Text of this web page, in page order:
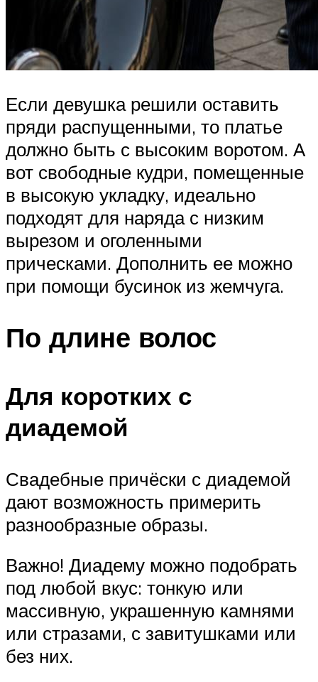
Если девушка решили оставить
пряди распущенными, то платье
должно быть с высоким воротом. А
вот свободные кудри, помещенные
в высокую укладку, идеально
подходят для наряда с низким
вырезом и оголенными
прическами. Дополнить ее можно
при помощи бусинок из жемчуга.
По длине волос
Для коротких с
диадемой
Свадебные причёски с диадемой
дают возможность примерить
разнообразные образы.
Важно! Диадему можно подобрать
под любой вкус: тонкую или
массивную, украшенную камнями
или стразами, с завитушками или
без них.